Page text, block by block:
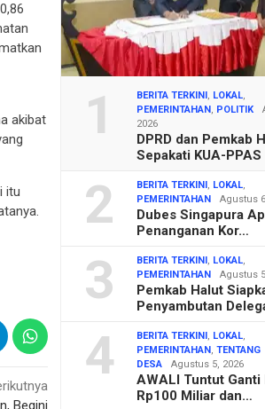
akibat
itu
Begini
1 BERITA TERKINI , LOKAL,
PEMERINTAHAN , POLITIK
2026
DPRD dan Pemkab
Sepakati KUA-
2 BERITA TERKINI , LOKAL,
PEMERINTAHAN
Agustus
Dubes Singapura
Penanganan Kor…
3 BERITA TERKINI , LOKAL,
PEMERINTAHAN
Agustus
Pemkab Halut
Penyambutan
4 BERITA TERKINI , LOKAL,
PEMERINTAHAN ,TENTANG
DESA
Agustus 5, 2026
AWALI Tuntut Ganti
Rp100 Miliar dan…